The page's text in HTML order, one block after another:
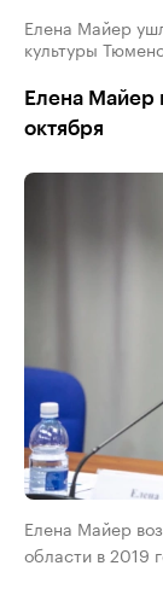
Елена Майер
культуры
Елена Майер
октября
Елена Майер
области в 2019